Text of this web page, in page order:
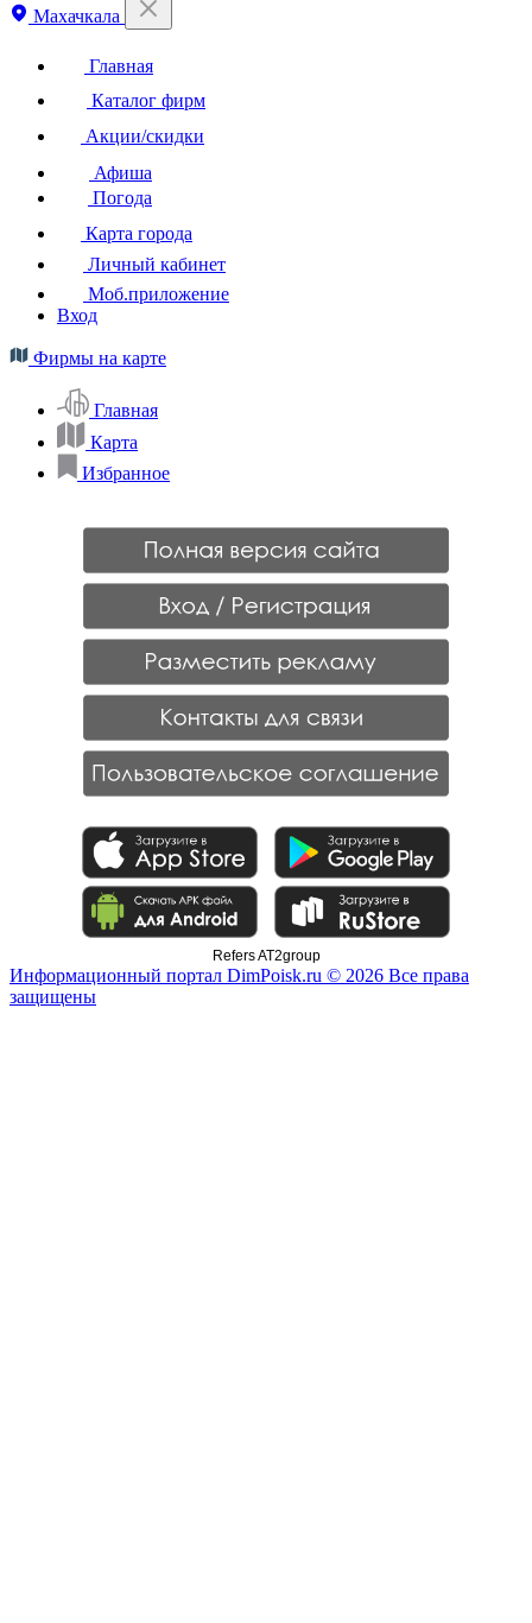
Махачкала
Главная
Каталог фирм
Акции/скидки
Афиша
Погода
Карта города
Личный кабинет
Моб.приложение
Вход
Фирмы на карте
Главная
Карта
Избранное
Refers AT2group
Информационный портал DimPoisk.ru © 2026 Все права
защищены